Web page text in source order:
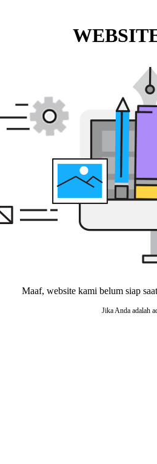
Maaf, website kami belum siap
Jika Anda adalah